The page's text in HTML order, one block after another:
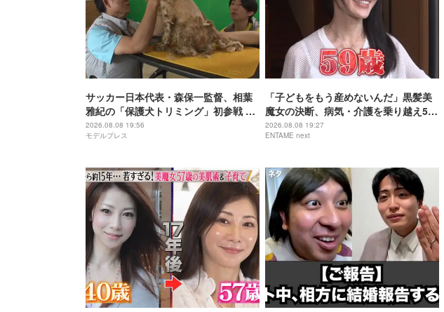
サッカー日本代表・森保一監督、相葉
雅紀の「保護犬トリミング」初参戦 ド
リームチームで心込めて挑む【24時間
テレビ49】
2026.08.08 19:56
モデルプレス
「子どもをもう産めないんだ」黒髪美
魔女の決断、病気・介護を乗り越え56
歳で“おばあちゃん”に
2026.08.08 19:27
ENTAME next